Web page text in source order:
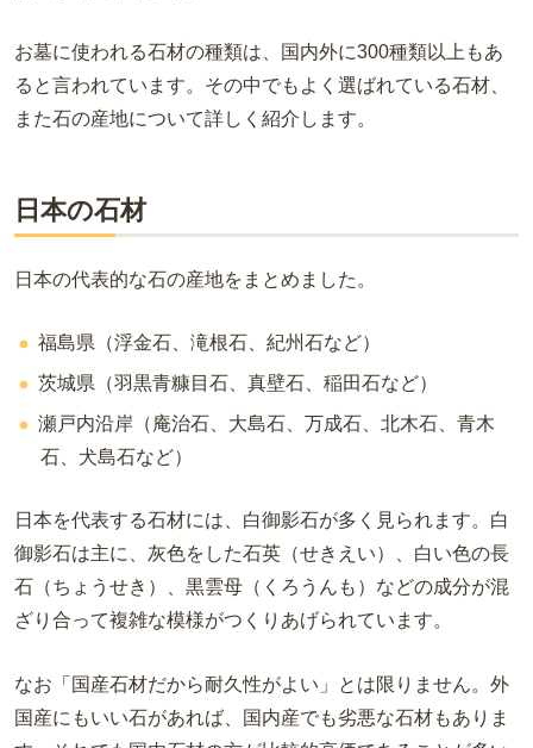
お墓に使われる石材の種類は、国内外に300種類以上もあ
ると言われています。その中でもよく選ばれている石材、
また石の産地について詳しく紹介します。
日本の石材
日本の代表的な石の産地をまとめました。
福島県（浮金石、滝根石、紀州石など）
茨城県（羽黒青糠目石、真壁石、稲田石など）
瀬戸内沿岸（庵治石、大島石、万成石、北木石、青木
石、犬島石など）
日本を代表する石材には、白御影石が多く見られます。白
御影石は主に、灰色をした石英（せきえい）、白い色の長
石（ちょうせき）、黒雲母（くろうんも）などの成分が混
ざり合って複雑な模様がつくりあげられています。
なお「国産石材だから耐久性がよい」とは限りません。外
国産にもいい石があれば、国内産でも劣悪な石材もありま